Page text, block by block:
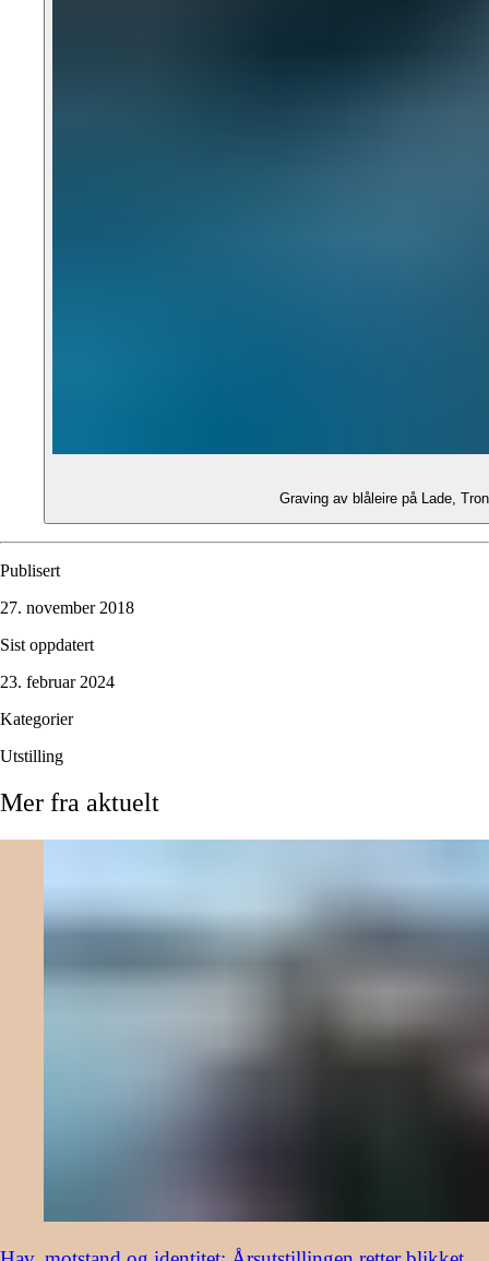
Graving av blåleire på Lade,
Publisert
27. november 2018
Sist oppdatert
23. februar 2024
Kategorier
Utstilling
Mer fra aktuelt